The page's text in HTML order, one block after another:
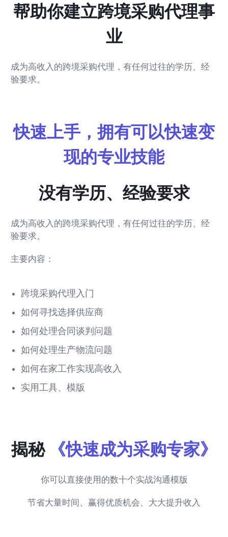
帮助你建立跨境采购代理事
业
成为高收入的跨境采购代理，有任何过往的学历、经
验要求。
快速上手，拥有可以快速变
现的专业技能
没有学历、经验要求
成为高收入的跨境采购代理，有任何过往的学历、经
验要求。
主要内容：
跨境采购代理入门
如何寻找选择供应商
如何处理合同谈判问题
如何处理生产物流问题
如何在家工作实现高收入
实用工具、模版
揭秘 《快速成为采购专家》
你可以直接使用的数十个实战沟通模版
节省大量时间、赢得优质机会、大大提升收入